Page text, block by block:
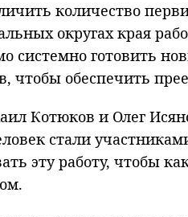
количество
округах края
системно готовить
чтобы обеспечить
Котюков и Олег
стали
эту работу, чтобы